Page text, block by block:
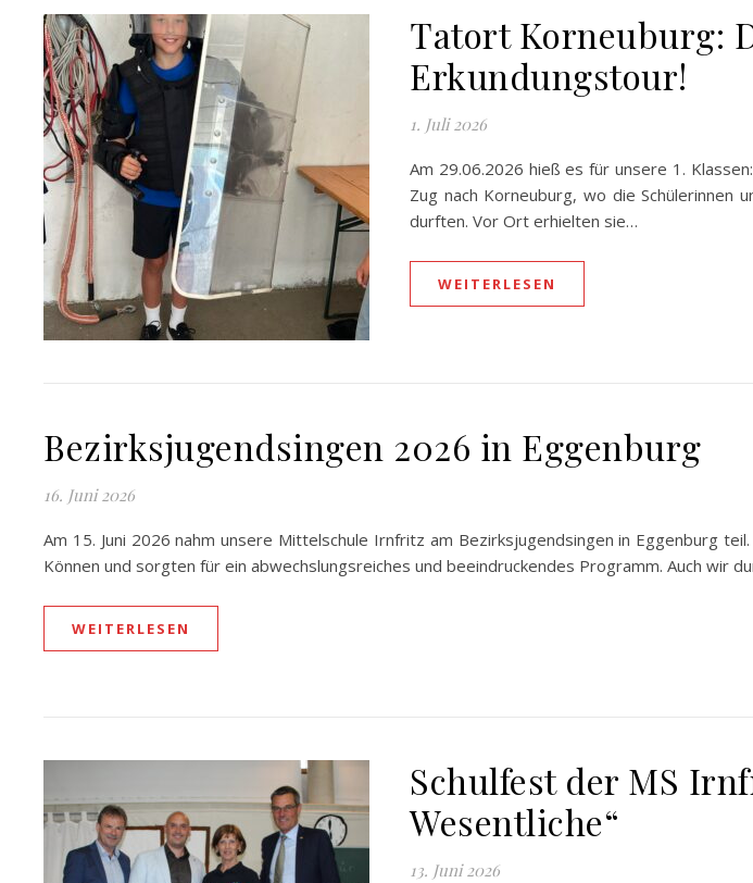
Tatort Korneuburg:
Erkundungstour!
1. Juli 2026
Am 29.06.2026 hieß es für unsere 1.
Zug nach Korneuburg, wo die Schülerinnen
durften. Vor Ort erhielten sie…
WEITERLESEN
Bezirksjugendsingen 2026 in Eggenburg
16. Juni 2026
Am 15. Juni 2026 nahm unsere Mittelschule Irnfritz am Bezirksjugendsingen in Eggenburg
Können und sorgten für ein abwechslungsreiches und beeindruckendes Programm. Auch wir
WEITERLESEN
Schulfest der MS
Wesentliche“
13. Juni 2026